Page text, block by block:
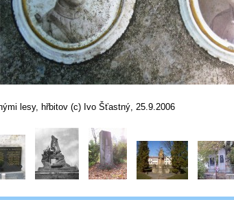
lesy, hřbitov (c) Ivo Šťastný, 25.9.2006